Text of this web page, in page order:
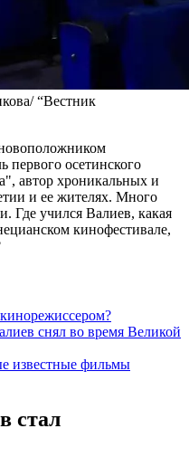
“Вестник
первого осетинского
автор хроникальных и
и ее жителях. Много
Где учился Валиев, какая
кинофестивале,
снял во время Великой
известные фильмы
стал